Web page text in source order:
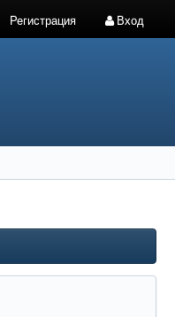
Регистрация Вход